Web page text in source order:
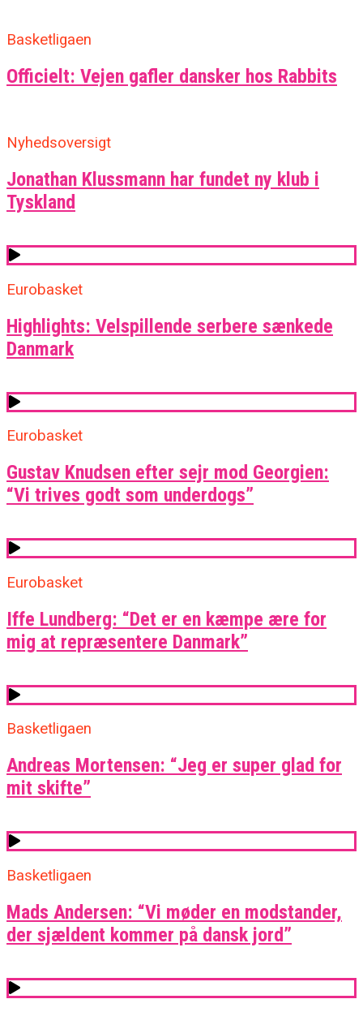
Basketligaen
Officielt: Vejen gafler dansker hos Rabbits
Nyhedsoversigt
Jonathan Klussmann har fundet ny klub i
Tyskland
Eurobasket
Highlights: Velspillende serbere sænkede
Danmark
Eurobasket
Gustav Knudsen efter sejr mod Georgien:
“Vi trives godt som underdogs”
Eurobasket
Iffe Lundberg: “Det er en kæmpe ære for
mig at repræsentere Danmark”
Basketligaen
Andreas Mortensen: “Jeg er super glad for
mit skifte”
Basketligaen
Mads Andersen: “Vi møder en modstander,
der sjældent kommer på dansk jord”